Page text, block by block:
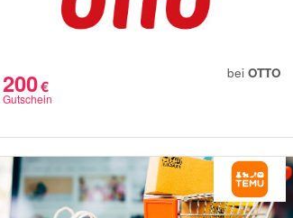
200€
Gutschein
beiOTTO